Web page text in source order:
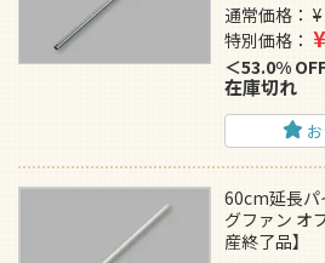
通常価格
¥
特別価格
¥
53.0%
在庫切れ
60cm延長パ
グファン オ
産終了品】